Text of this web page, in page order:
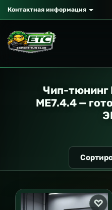
Контактная информация
Чип-тюнинг
ME7.4.4 —